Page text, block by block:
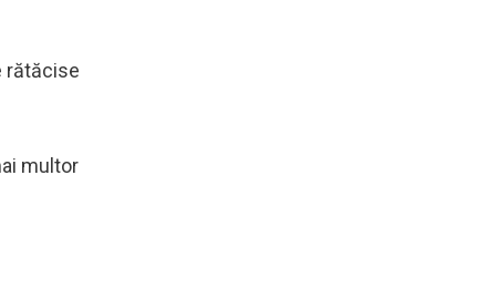
rătăcise
multor